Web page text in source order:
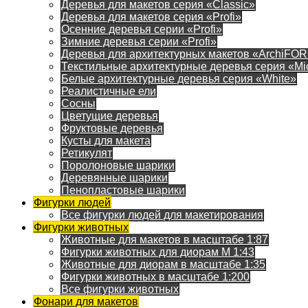
Деревья для макетов серия «Classic»
Деревья для макетов серия «Profi»
Осенние деревья серии «Profi»
Зимние деревья серии «Profi»
Деревья для архитектурных макетов
Текстильные архитектурные деревья серия
Белые архитектурные деревья серия «White»
Реалистичные ели
Сосны
Цветущие деревья
Фруктовые деревья
Кусты для макета
Ретикулят
Поролоновые шарики
Деревянные шарики
Пенопластовые шарики
Фигурки людей
Все фигурки людей для макетирования
Фигурки животных
Животные для макетов в масштабе 1:87
Фигурки животных для диорам М 1:43
Животные для диорам в масштабе 1:35
Фигурки животных в масштабе 1:200
Все фигурки животных
Фонари для макетов